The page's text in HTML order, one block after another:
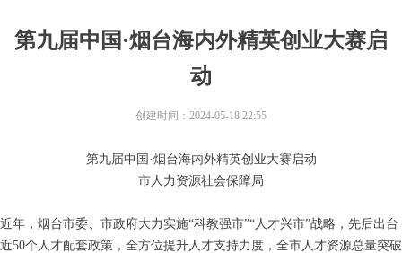
第九届中国·烟台海内外精英创业大赛启
动
第九届中国·烟台海内外精英创业大赛启动
市人力资源社会保障局
近年，烟台市委、市政府大力实施“科教强市”“人才兴市”战略，先后出台
近50个人才配套政策，全方位提升人才支持力度，全市人才资源总量突破
创建时间： 2024-05-18 22:55